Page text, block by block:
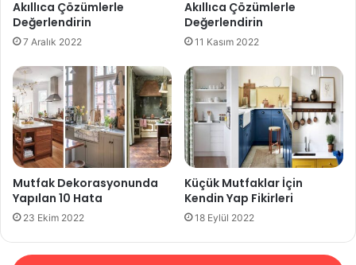
Akıllıca Çözümlerle
Değerlendirin
7 Aralık 2022
Akıllıca Çözümlerle
Değerlendirin
11 Kasım 2022
Mutfak Dekorasyonunda
Yapılan 10 Hata
23 Ekim 2022
Küçük Mutfaklar İçin
Kendin Yap Fikirleri
18 Eylül 2022